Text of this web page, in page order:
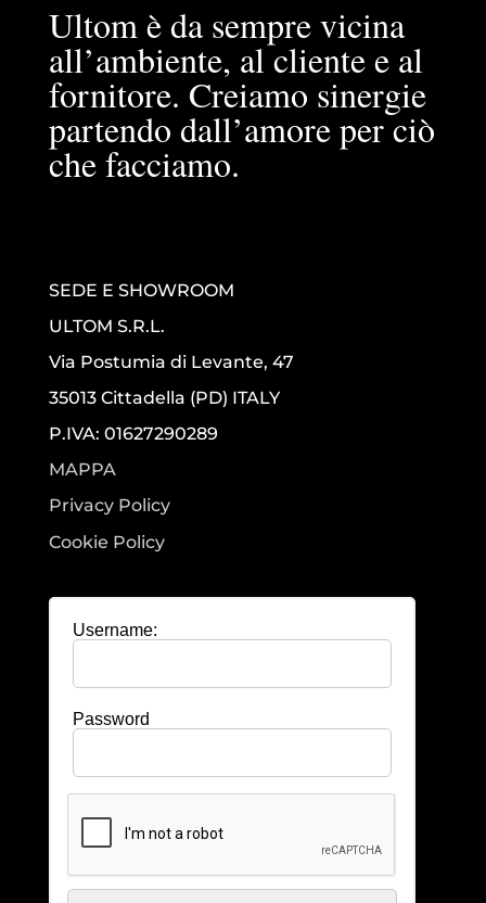
Ultom è da sempre vicina
all’ambiente, al cliente e al
fornitore. Creiamo sinergie
partendo dall’amore per ciò
che facciamo.
SEDE E SHOWROOM
ULTOM S.R.L.
Via Postumia di Levante, 47
35013 Cittadella (PD) ITALY
P.IVA: 01627290289
MAPPA
Privacy Policy
Cookie Policy
Username:
Password